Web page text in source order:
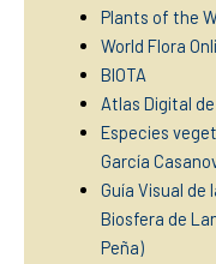
Plants of the
World Flora
BIOTA
Atlas Digital
Especies
García
Guía Visual de
Biosfera de
Peña)